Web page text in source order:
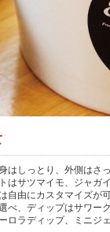
はしっとり、外側はさ
はサツマイモ、ジャガ
自由にカスタマイズが
べ、ディップはサワー
ロラディップ、ミニジ